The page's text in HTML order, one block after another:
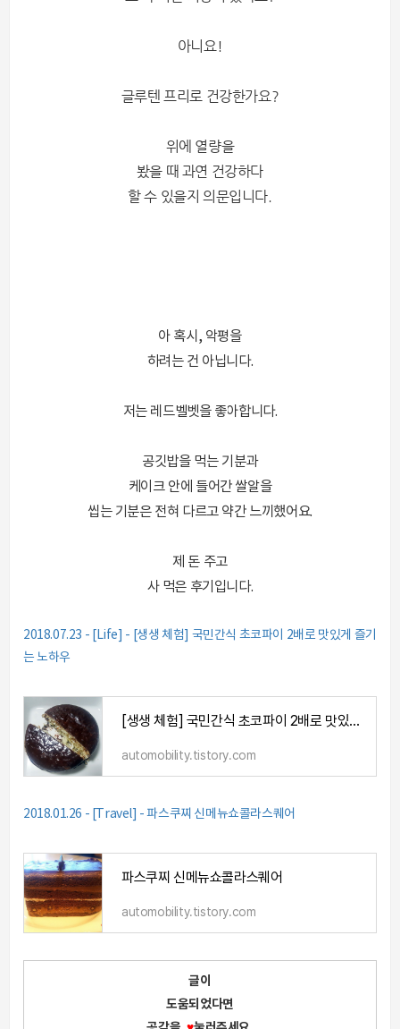
아니요!
글루텐 프리로 건강한가요?
위에 열량을
봤을 때 과연 건강하다
할 수 있을지 의문입니다.
아 혹시, 악평을
하려는 건 아닙니다.
저는 레드벨벳을 좋아합니다.
공깃밥을 먹는 기분과
케이크 안에 들어간 쌀알을
씹는 기분은 전혀 다르고 약간 느끼했어요.
제 돈 주고
사 먹은 후기입니다.
2018.07.23 - [Life] - [생생 체험] 국민간식 초코파이 2배로 맛있게 즐기
는 노하우
[생생 체험] 국민간식 초코파이 2배로 맛있게 즐기는 노하우
automobility.tistory.com
2018.01.26 - [Travel] - 파스쿠찌 신메뉴쇼콜라스퀘어
파스쿠찌 신메뉴쇼콜라스퀘어
automobility.tistory.com
글이
도움되었다면